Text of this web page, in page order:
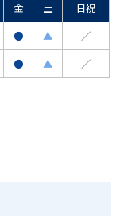
金 土
日祝
● ▲
／
● ▲ ／